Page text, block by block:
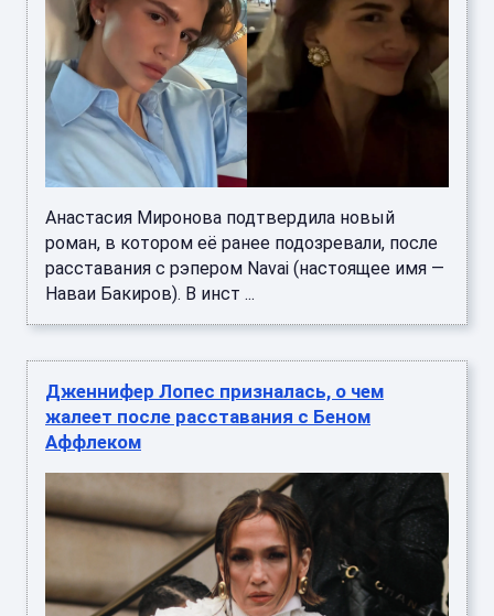
Анастасия Миронова подтвердила новый
роман, в котором её ранее подозревали, после
расставания с рэпером Navai (настоящее имя —
Наваи Бакиров). В инст ...
Дженнифер Лопес призналась, о чем
жалеет после расставания с Беном
Аффлеком